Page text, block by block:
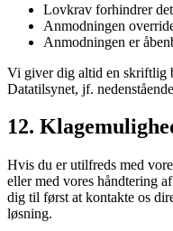
Lovkrav forhindrer
Anmodningen
Anmodningen er
Vi giver dig altid en skriftlig
Datatilsynet, jf.
12.
Hvis du er utilfreds med
eller med vores håndtering
dig til først at kontakte os
løsning.